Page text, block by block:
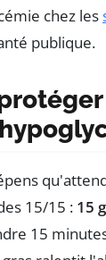
chez les
publique.
15/15 : 15
15